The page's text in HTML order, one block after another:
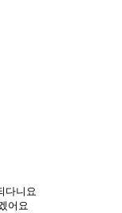
다니요
어요